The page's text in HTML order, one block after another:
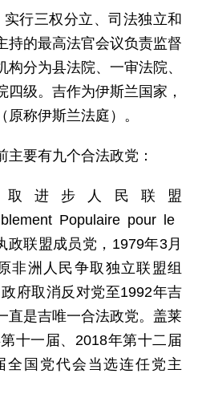
实行三权分立、司法独立和
持的最高法官会议负责监督
分为县法院、一审法院、
四级。吉作为伊斯兰国家，
称伊斯兰法庭）。
主要有九个合法政党：
取进步人民联盟
Populaire pour le
政联盟成员党，1979年3月
非洲人民争取独立联盟组
府取消反对党至1992年吉
直是吉唯一合法政党。盖莱
十一届、2018年第十二届
全国党代会当选连任党主